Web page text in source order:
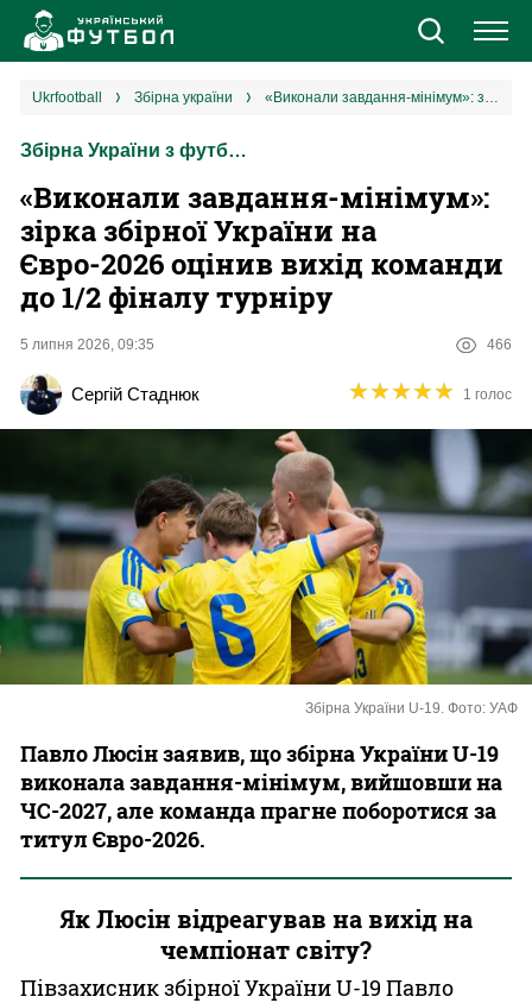
Новини
Збірна
Єврокубки
УПЛ
Різне
Букмекери
Казино
ukrfootball збірна україни «Виконали завдання-мінімум‎»: зірка збірної України на Євро-2026 оцінив вихід команди до 1/2 фіналу турніру
Збірна України з футболу
«Виконали завдання-мінімум‎»:
зірка збірної України на
Євро-2026 оцінив вихід команди
до 1/2 фіналу турніру
5 липня 2026, 09:35 466
Сергій Стаднюк ★★★★★
★★★★★ 1 голос
Збірна України U-19. Фото: УАФ
Павло Люсін заявив, що збірна України U-19
виконала завдання-мінімум, вийшовши на
ЧС-2027, але команда прагне поборотися за
титул Євро-2026.
Як Люсін відреагував на вихід на
чемпіонат світу?
Півзахисник збірної України U-19 Павло